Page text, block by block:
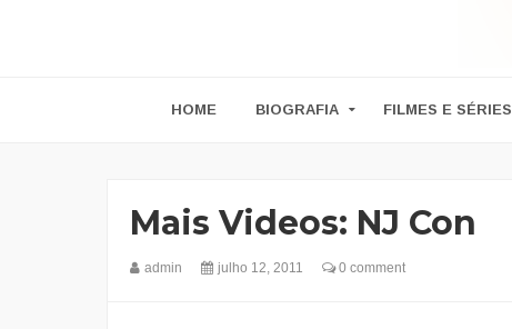
HOME BIOGRAFIA FILMES E SÉRIES
Mais Videos: NJ Con
admin julho 12, 2011 0 comment